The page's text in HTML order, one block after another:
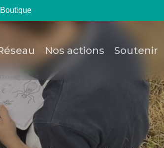
Boutique
Nos actions Soutenir